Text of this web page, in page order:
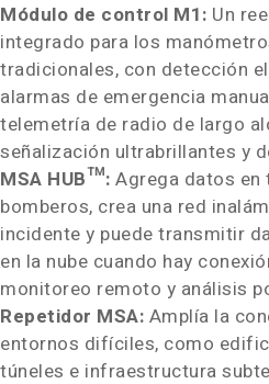
Módulo de control M1: Un
integrado para los
tradicionales, con detección
alarmas de emergencia
telemetría de radio de largo
señalización ultrabrillantes y
MSA HUB™: Agrega datos
bomberos, crea una red
incidente y puede transmitir
en la nube cuando hay
monitoreo remoto y análisis
Repetidor MSA: Amplía la
entornos difíciles, como
túneles e infraestructura